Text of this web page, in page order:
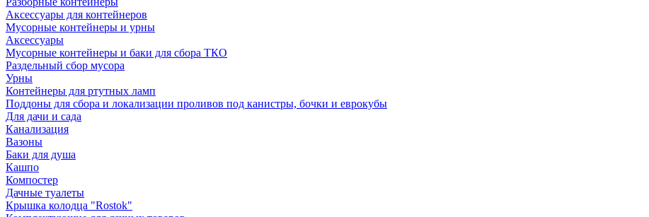
Аксессуары для контейнеров
Мусорные контейнеры и урны
Аксессуары
Мусорные контейнеры и баки для сбора ТКО
Раздельный сбор мусора
Урны
Контейнеры для ртутных ламп
Поддоны для сбора и локализации проливов под канистры, бочки и еврокубы
Для дачи и сада
Канализация
Вазоны
Баки для душа
Кашпо
Компостер
Дачные туалеты
Крышка колодца "Rostok"